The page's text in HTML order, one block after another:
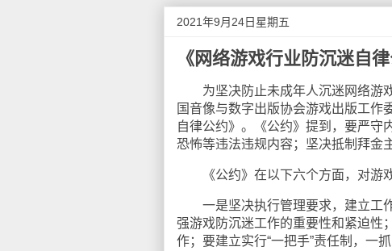
2021年9月24日星期五
《网络游戏行业防沉迷自
为坚决防止未成年人沉迷网络游戏
国音像与数字出版协会游戏出版工作
自律公约》。《公约》提到，要严守
恐怖等违法违规内容；坚决抵制拜金主
《公约》在以下六个方面，对游戏
一是坚决执行管理要求，建立工作
强游戏防沉迷工作的重要性和紧迫性
作；要建立实行“一把手”责任制，一